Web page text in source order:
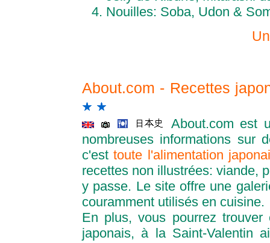
Nouilles: Soba, Udon &
About.com - Recettes
About.com est
nombreuses informations sur
c'esttoute l'alimentation
recettes non illustrées: viande,
y passe. Le site offre une
couramment utilisés en cuisine.
En plus, vous pourrez
japonais, à la Saint-Valentin